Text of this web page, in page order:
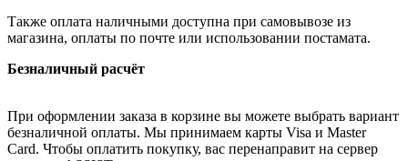
Также оплата наличными доступна при самовывозе из
магазина, оплаты по почте или использовании постамата.
Безналичный расчёт
При оформлении заказа в корзине вы можете выбрать вариант
безналичной оплаты. Мы принимаем карты Visa и Master
Card. Чтобы оплатить покупку, вас перенаправит на сервер